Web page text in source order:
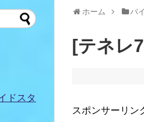
ホーム バ
[テネレ
スポンサーリン
ドスタ